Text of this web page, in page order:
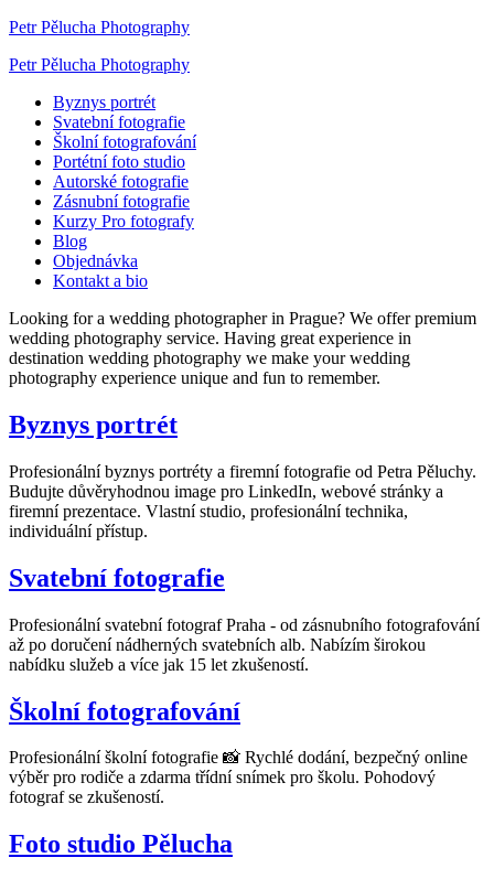
Petr Pělucha Photography
Petr Pělucha Photography
Byznys portrét
Svatební fotografie
Školní fotografování
Portétní foto studio
Autorské fotografie
Zásnubní fotografie
Kurzy Pro fotografy
Blog
Objednávka
Kontakt a bio
Looking for a wedding photographer in Prague? We offer premium
wedding photography service. Having great experience in
destination wedding photography we make your wedding
photography experience unique and fun to remember.
Byznys portrét
Profesionální byznys portréty a firemní fotografie od Petra Pěluchy.
Budujte důvěryhodnou image pro LinkedIn, webové stránky a
firemní prezentace. Vlastní studio, profesionální technika,
individuální přístup.
Svatební fotografie
Profesionální svatební fotograf Praha - od zásnubního fotografování
až po doručení nádherných svatebních alb. Nabízím širokou
nabídku služeb a více jak 15 let zkušeností.
Školní fotografování
Profesionální školní fotografie 📸 Rychlé dodání, bezpečný online
výběr pro rodiče a zdarma třídní snímek pro školu. Pohodový
fotograf se zkušeností.
Foto studio Pělucha